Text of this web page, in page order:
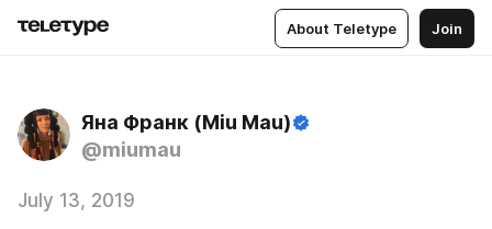
About Teletype Join
Яна Франк (Miu Mau)
@miumau
July 13, 2019